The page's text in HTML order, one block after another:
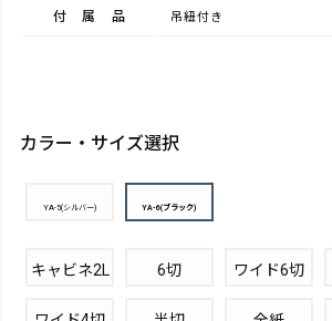
付属品 吊紐付き
カラー・サイズ選択
YA-5(シルバー) YA-6(ブラック)
キャビネ2L 6切 ワイド6切